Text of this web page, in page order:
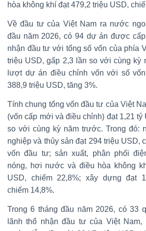
hòa không khí đạt 479,2 triệu USD,
Về đầu tư của Việt Nam ra nước
đầu năm 2026, có 94 dự án được
nhận đầu tư với tổng số vốn của phía
triệu USD, gấp 2,3 lần so với cùng kỳ
lượt dự án điều chỉnh vốn với số
388,9 triệu USD, tăng 3%.
Tính chung tổng vốn đầu tư của Việt
(vốn cấp mới và điều chỉnh) đạt 1,21 tỷ
so với cùng kỳ năm trước. Trong đó:
nghiệp và thủy sản đạt 294 triệu USD,
vốn đầu tư; sản xuất, phân phối
nóng, hơi nước và điều hòa không
USD, chiếm 22,8%; xây dựng đạt
chiếm 14,8%.
Trong 6 tháng đầu năm 2026, có 33
lãnh thổ nhận đầu tư của Việt Nam,